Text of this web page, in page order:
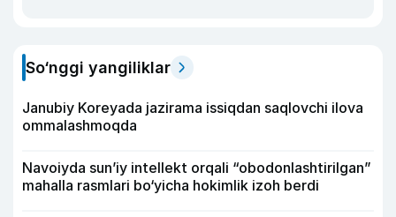
So‘nggi yangiliklar
Janubiy Koreyada jazirama issiqdan saqlovchi ilova
ommalashmoqda
Navoiyda sun’iy intellekt orqali “obodonlashtirilgan”
mahalla rasmlari bo‘yicha hokimlik izoh berdi